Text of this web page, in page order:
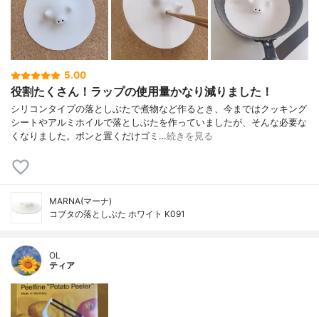
5.00
役割たくさん！ラップの使用量かなり減りました！
シリコンタイプの落としぶたで煮物など作るとき、今まではクッキング
シートやアルミホイルで落としぶたを作っていましたが、そんな必要な
くなりました。ポンと置くだけゴミ…続きを見る
MARNA(マーナ)
コブタの落としぶた ホワイト K091
OL
ティア